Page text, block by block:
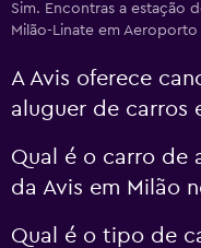
Sim. Encontras a estação
Milão-Linate em Aeroporto
A Avis oferece
aluguer de carros
Qual é o carro de
da Avis em Milão
Qual é o tipo de